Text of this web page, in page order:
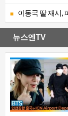
이동국 딸 재시,
뉴스엔TV